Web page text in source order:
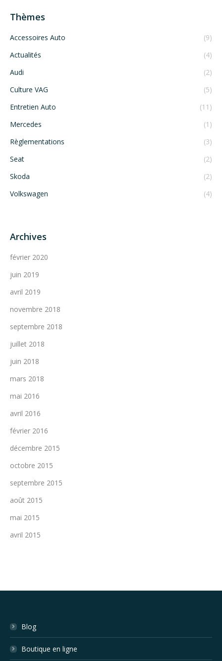
Thèmes
Accessoires Auto
(9)
Actualités
(4)
Audi
(2)
Culture VAG
(5)
Entretien Auto
(11)
Mercedes
(1)
Règlementations
(3)
Seat
(2)
Skoda
(2)
Volkswagen
(4)
Archives
février 2020
juin 2019
avril 2019
novembre 2018
septembre 2018
juillet 2018
juin 2018
mars 2018
mai 2016
avril 2016
février 2016
décembre 2015
octobre 2015
septembre 2015
août 2015
mai 2015
avril 2015
Blog
Boutique en ligne